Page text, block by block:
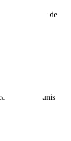
et services de
unis